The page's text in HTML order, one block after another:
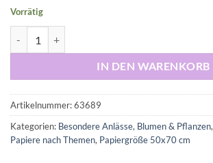
Vorrätig
IN DEN WARENKORB
Artikelnummer:63689
Kategorien: Besondere Anlässe, Blumen & Pflanzen,
Papiere nach Themen, Papiergröße 50x70 cm